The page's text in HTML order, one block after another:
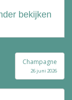
bekijken
Champagne
26 juni 2026